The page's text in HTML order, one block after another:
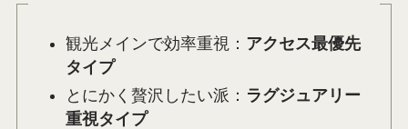
観光メインで効率重視： アクセス最優先
タイプ
とにかく贅沢したい派： ラグジュアリー
重視タイプ